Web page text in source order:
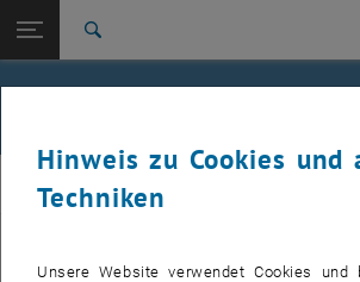
TU Login
Studium
International
Zur 1. Menü Ebene
Aditi Tomar
Zurück: Subseiten von Aditi Tomar auflisten
Zurück zur letzten Ebene:
Aditi Tomar
Tomar
Publikationen (peer-reviewed)
Hinweis zu Cookies und
Techniken
Unsere Website verwendet Cookies und